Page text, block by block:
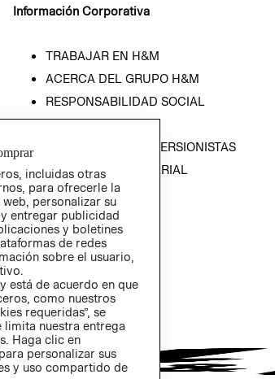
Información Corporativa
TRABAJAR EN H&M
ACERCA DEL GRUPO H&M
RESPONSABILIDAD SOCIAL
PRENSA
RELACIÓN CON INVERSIONISTAS
POLÍTICA EMPRESARIAL
incluidas otras
para ofrecerle la
personalizar su
entregar publicidad
y boletines
de redes
sobre el usuario,
está de acuerdo en que
como nuestros
requeridas”, se
limita nuestra entrega
Haga clic en
personalizar sus
y uso compartido de